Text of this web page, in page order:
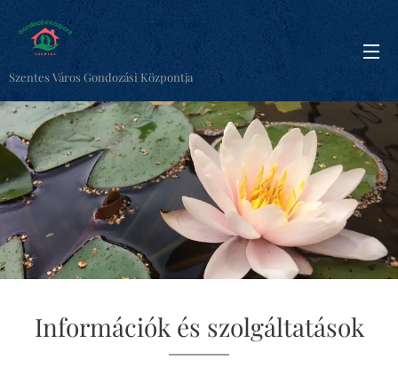
Szentes Város Gondozási Központja
Információk és szolgáltatások